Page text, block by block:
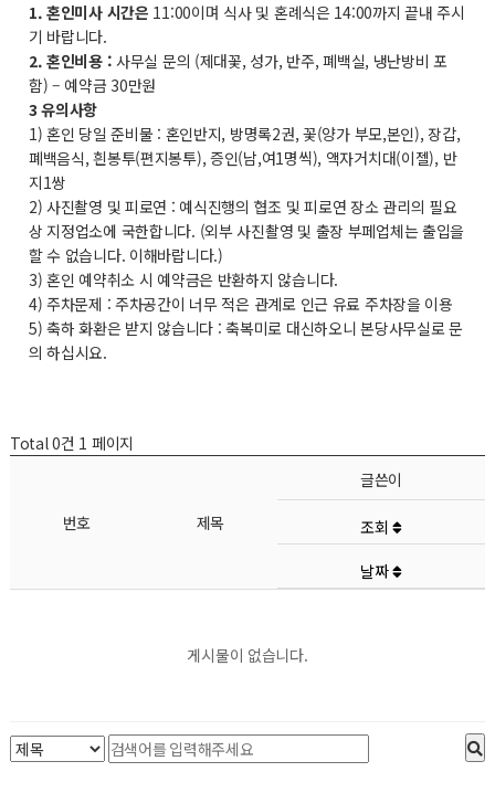
1. 혼인미사 시간은 11:00이며 식사 및 혼례식은 14:00까지 끝내 주시
기 바랍니다.
2. 혼인비용 : 사무실 문의 (제대꽃, 성가, 반주, 폐백실, 냉난방비 포
함) – 예약금 30만원
3 유의사항
1) 혼인 당일 준비물 : 혼인반지, 방명록2권, 꽃(양가 부모,본인), 장갑,
폐백음식, 흰봉투(편지봉투), 증인(남,여1명씩), 액자거치대(이젤), 반
지1쌍
2) 사진촬영 및 피로연 : 예식진행의 협조 및 피로연 장소 관리의 필요
상 지정업소에 국한합니다. (외부 사진촬영 및 출장 부페업체는 출입을
할 수 없습니다. 이해바랍니다.)
3) 혼인 예약취소 시 예약금은 반환하지 않습니다.
4) 주차문제 : 주차공간이 너무 적은 관계로 인근 유료 주차장을 이용
5) 축하 화환은 받지 않습니다 : 축복미로 대신하오니 본당사무실로 문
의 하십시요.
Total 0건 1 페이지
번호 제목
글쓴이
조회
날짜
게시물이 없습니다.